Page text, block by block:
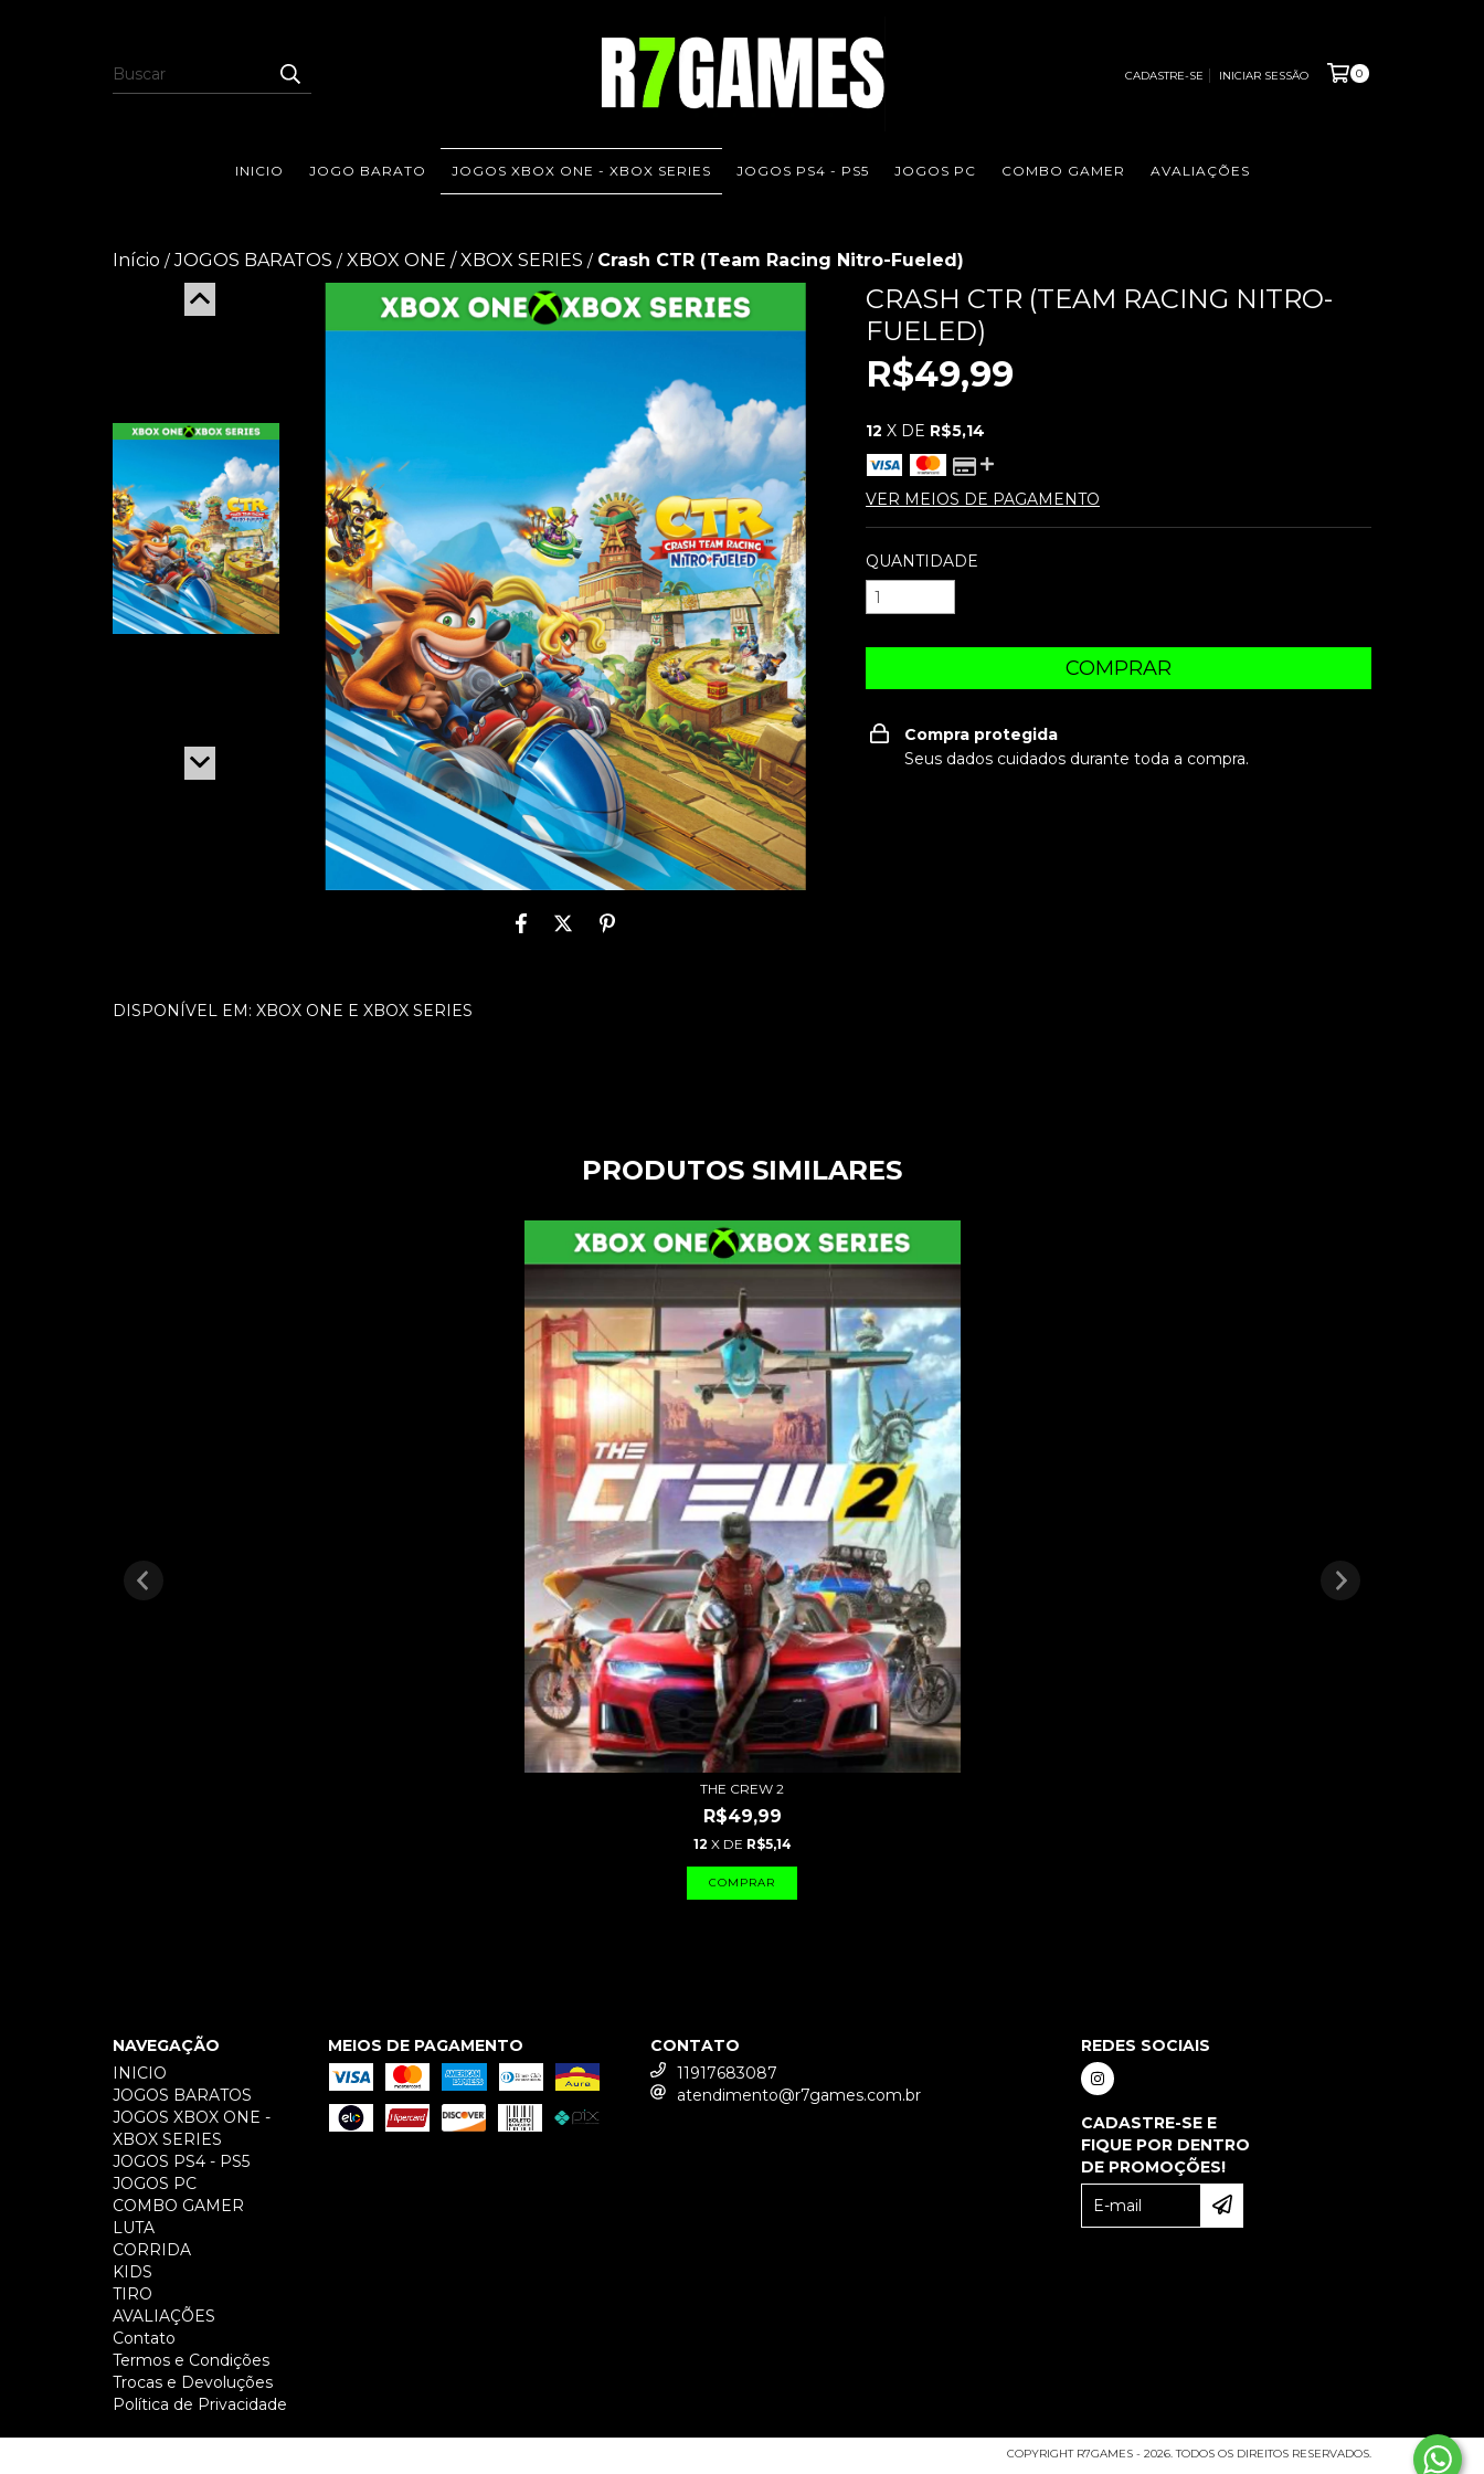
CADASTRE-SE INICIAR SESSÃO 0
INICIO JOGO BARATO JOGOS XBOX ONE - XBOX SERIES JOGOS PS4 - PS5 JOGOS PC COMBO GAMER AVALIAÇÕES
Início / JOGOS BARATOS / XBOX ONE / XBOX SERIES / Crash CTR (Team Racing Nitro-Fueled)
DISPONÍVEL EM: XBOX ONE E XBOX SERIES
CRASH CTR (TEAM RACING NITRO-
FUELED)
R$49,99
12 X DE R$5,14
VER MEIOS DE PAGAMENTO
QUANTIDADE
Compra protegida
Seus dados cuidados durante toda a compra.
PRODUTOS SIMILARES
THE CREW 2
R$49,99
12 X DE R$5,14
NAVEGAÇÃO
INICIO
JOGOS BARATOS
JOGOS XBOX ONE -
XBOX SERIES
JOGOS PS4 - PS5
JOGOS PC
COMBO GAMER
LUTA
CORRIDA
KIDS
TIRO
AVALIAÇÕES
Contato
Termos e Condições
Trocas e Devoluções
Política de Privacidade
MEIOS DE PAGAMENTO
CONTATO
11917683087
atendimento@r7games.com.br
REDES SOCIAIS
CADASTRE-SE E
FIQUE POR DENTRO
DE PROMOÇÕES!
COPYRIGHT R7GAMES - 2026. TODOS OS DIREITOS RESERVADOS.